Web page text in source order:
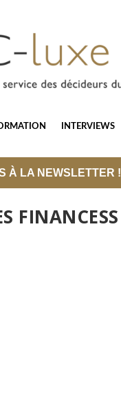
INTERVIEWS
À LA NEWSLETTER !
FINANCESS